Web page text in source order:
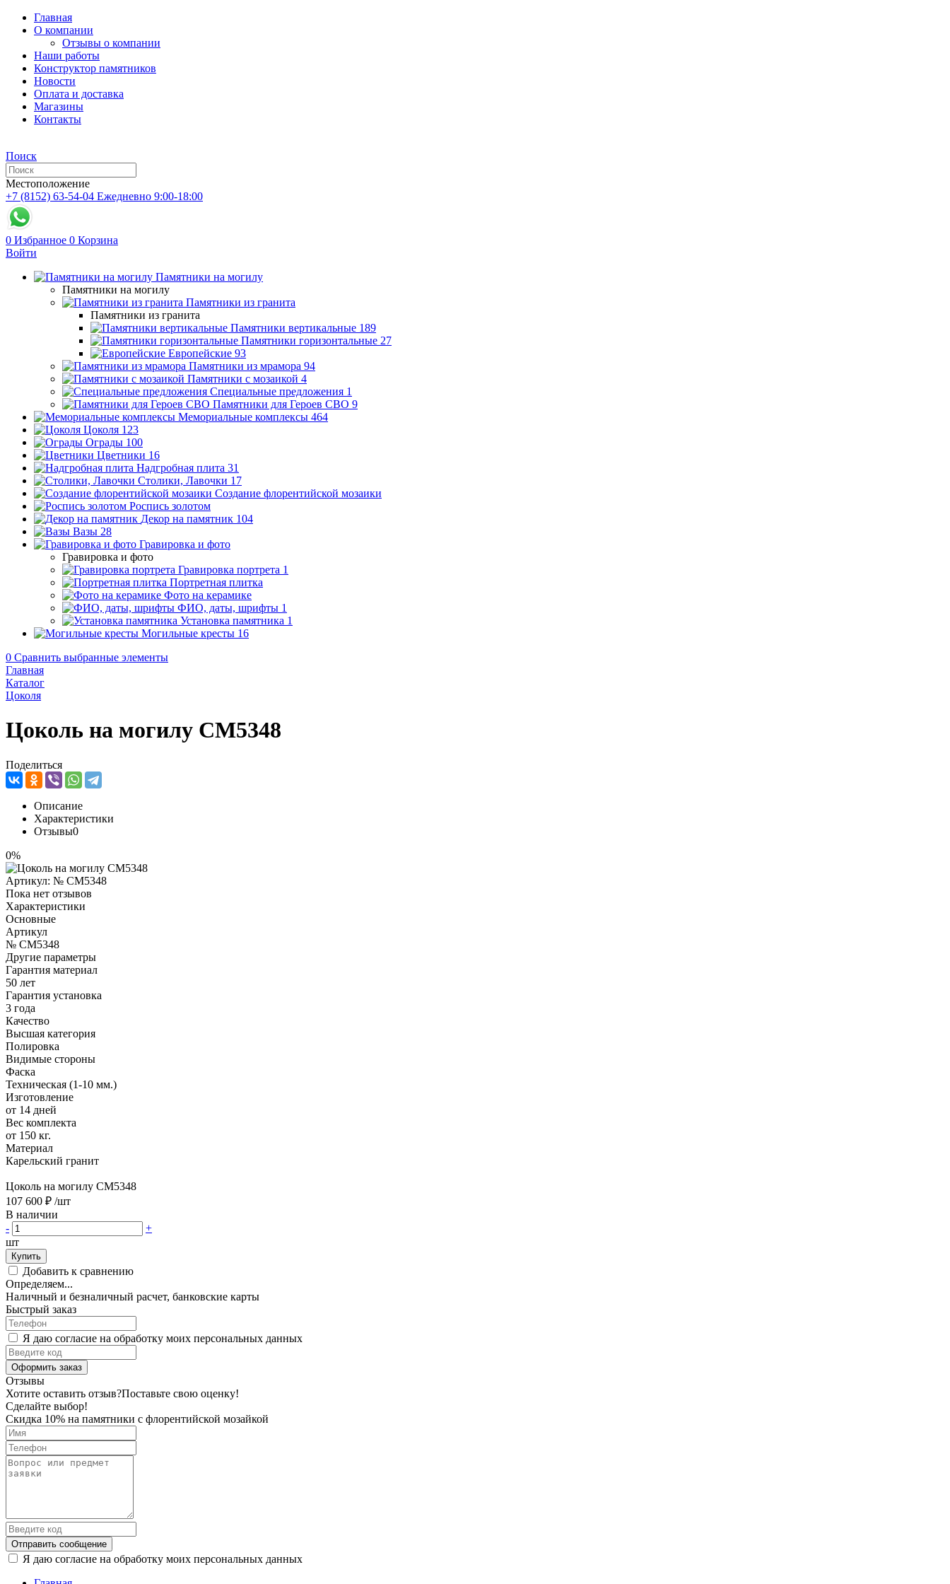
Главная
О компании
Отзывы о компании
Наши работы
Конструктор памятников
Новости
Оплата и доставка
Магазины
Контакты
Поиск
Местоположение
+7 (8152) 63-54-04 Ежедневно 9:00-18:00
0 Избранное 0 Корзина
Войти
Памятники на могилу
Памятники на могилу
Памятники из гранита
Памятники из гранита
Памятники вертикальные 189
Памятники горизонтальные 27
Европейские 93
Памятники из мрамора 94
Памятники с мозаикой 4
Специальные предложения 1
Памятники для Героев СВО 9
Мемориальные комплексы 464
Цоколя 123
Ограды 100
Цветники 16
Надгробная плита 31
Столики, Лавочки 17
Создание флорентийской мозаики
Роспись золотом
Декор на памятник 104
Вазы 28
Гравировка и фото
Гравировка и фото
Гравировка портрета 1
Портретная плитка
Фото на керамике
ФИО, даты, шрифты 1
Установка памятника 1
Могильные кресты 16
0 Сравнить выбранные элементы
Главная
Каталог
Цоколя
Цоколь на могилу CM5348
Поделиться
Описание
Характеристики
Отзывы0
0%
Артикул: № CM5348
Пока нет отзывов
Характеристики
Основные
Артикул
№ CM5348
Другие параметры
Гарантия материал
50 лет
Гарантия установка
3 года
Качество
Высшая категория
Полировка
Видимые стороны
Фаска
Техническая (1-10 мм.)
Изготовление
от 14 дней
Вес комплекта
от 150 кг.
Материал
Карельский гранит
Цоколь на могилу CM5348
107 600 ₽ /шт
В наличии
-
+
шт
Купить
Добавить к сравнению
Определяем...
Наличный и безналичный расчет, банковские карты
Быстрый заказ
Я даю согласие на обработку моих персональных данных
Оформить заказ
Отзывы
Хотите оставить отзыв?Поставьте свою оценку!
Сделайте выбор!
Скидка 10% на памятники с флорентийской мозайкой
Отправить сообщение
Я даю согласие на обработку моих персональных данных